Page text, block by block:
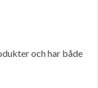
och har både